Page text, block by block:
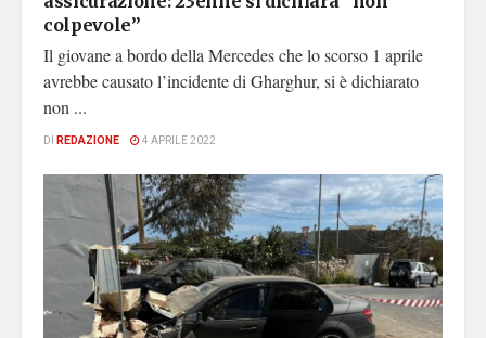
colpevole”
Il giovane a bordo della Mercedes che lo scorso 1 aprile
avrebbe causato l’incidente di Gharghur, si è dichiarato
non ...
DI REDAZIONE 4 APRILE 2022